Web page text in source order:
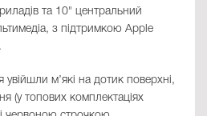
та 10" центральний
з підтримкою Apple
м’які на дотик поверхні,
(у топових комплектаціях